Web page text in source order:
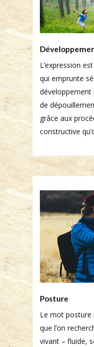
L’expression
qui emprunte
développement
de
grâce aux
constructive
Posture
Le mot posture
que l’on
vivant – fluide,